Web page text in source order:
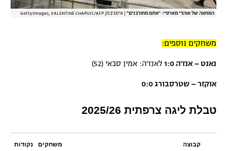
המחאה של אוהדי מארסיי: "אתם מחורבנים" אימג'בנק GettyImages, VALENTINE CHAPUIS/AFP
משחקים נוספים:
נאנט – אנז'ה 1:0 לאנז'ה: אמין סבאי (52)
אוקזר – שטרסבורג 0:0
טבלת ליגה צרפתית 2025/26
קבוצה משחקים נקודות